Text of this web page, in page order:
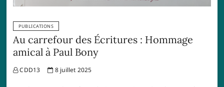
PUBLICATIONS
Au carrefour des Écritures : Hommage
amical à Paul Bony
CDD13 8 juillet 2025